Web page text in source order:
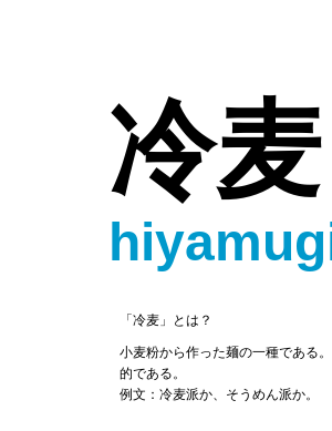
冷麦
「冷麦」とは？
小麦粉から作った麺の一種である
的である。
例文：冷麦派か、そうめん派か。